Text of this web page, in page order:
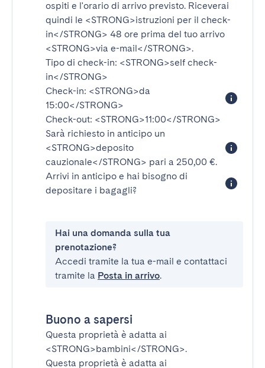
ospiti e l'orario di arrivo previsto. Riceverai
quindi le <STRONG>istruzioni per il check-
in</STRONG> 48 ore prima del tuo arrivo
<STRONG>via e-mail</STRONG>.
Tipo di check-in: <STRONG>self check-
in</STRONG>
Check-in: <STRONG>da
15:00</STRONG>
Check-out: <STRONG>11:00</STRONG>
Sarà richiesto in anticipo un
<STRONG>deposito
cauzionale</STRONG> pari a 250,00 €.
Arrivi in anticipo e hai bisogno di
depositare i bagagli?
Hai una domanda sulla tua
prenotazione?
Accedi tramite la tua e-mail e contattaci
tramite la Posta in arrivo.
Buono a sapersi
Questa proprietà è adatta ai
<STRONG>bambini</STRONG>.
Questa proprietà è adatta ai